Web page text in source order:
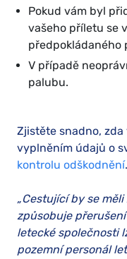
Pokud vám byl
vašeho příletu se
předpokládaného
V případě
palubu.
Zjistěte snadno,
vyplněním údajů o
kontrolu odškodnění.
„Cestující by se
způsobuje
letecké společnosti
pozemní personál